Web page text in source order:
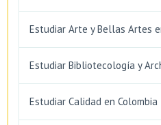
Estudiar Arte y Bellas Artes
Estudiar Bibliotecología y
Estudiar Calidad en Colombia